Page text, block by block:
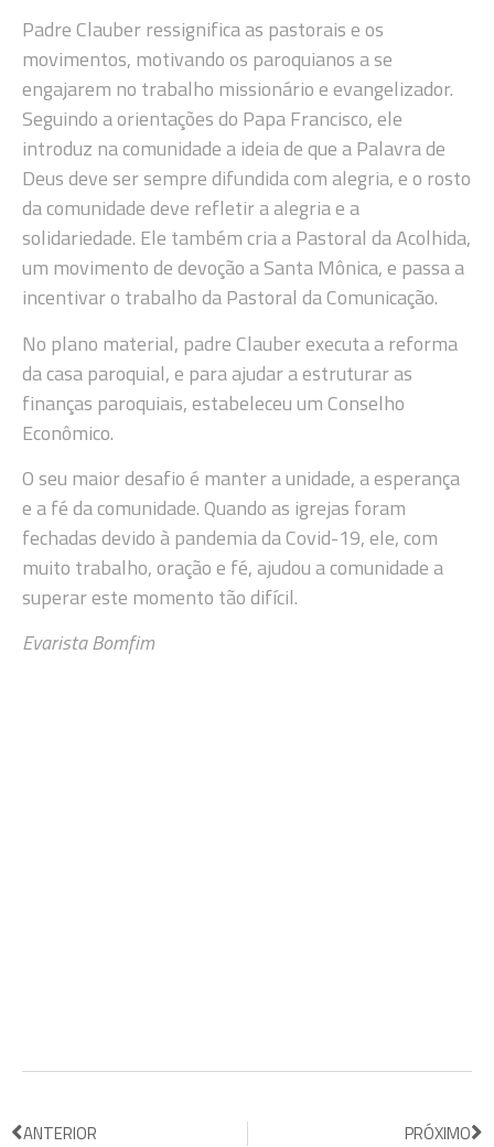
Padre Clauber ressignifica as pastorais e os
movimentos, motivando os paroquianos a se
engajarem no trabalho missionário e evangelizador.
Seguindo a orientações do Papa Francisco, ele
introduz na comunidade a ideia de que a Palavra de
Deus deve ser sempre difundida com alegria, e o rosto
da comunidade deve refletir a alegria e a
solidariedade. Ele também cria a Pastoral da Acolhida,
um movimento de devoção a Santa Mônica, e passa a
incentivar o trabalho da Pastoral da Comunicação.
No plano material, padre Clauber executa a reforma
da casa paroquial, e para ajudar a estruturar as
finanças paroquiais, estabeleceu um Conselho
Econômico.
O seu maior desafio é manter a unidade, a esperança
e a fé da comunidade. Quando as igrejas foram
fechadas devido à pandemia da Covid-19, ele, com
muito trabalho, oração e fé, ajudou a comunidade a
superar este momento tão difícil.
Evarista Bomfim
ANTERIOR PRÓXIMO